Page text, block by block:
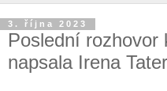
3. října 2023
Poslední rozhovor
napsala Irena